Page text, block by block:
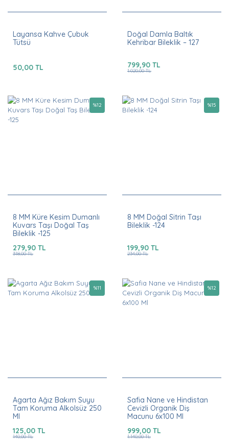
Layansa Kahve Çubuk
Tütsü
50,00 TL
Doğal Damla Baltık
Kehribar Bileklik – 127
799,90 TL
1.020,00 TL
8 MM Küre Kesim Dumanlı
Kuvars Taşı Doğal Taş
Bileklik -125
%12
279,90 TL
318,00 TL
8 MM Doğal Sitrin Taşı
Bileklik -124
%15
199,90 TL
234,00 TL
Agarta Ağız Bakım Suyu
Tam Koruma Alkolsüz 250
Ml
%11
125,00 TL
140,00 TL
Safia Nane ve Hindistan
Cevizli Organik Diş
Macunu 6x100 Ml
%12
999,00 TL
1.140,00 TL